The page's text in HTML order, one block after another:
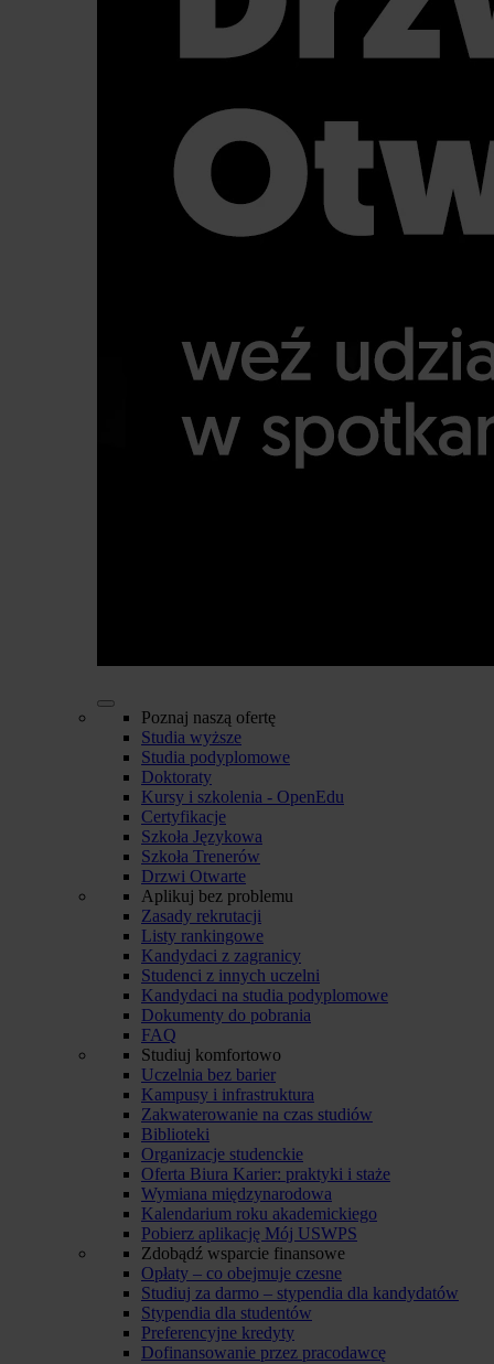
Poznaj naszą ofertę
Studia wyższe
Studia podyplomowe
Doktoraty
Kursy i szkolenia - OpenEdu
Certyfikacje
Szkoła Językowa
Szkoła Trenerów
Drzwi Otwarte
Aplikuj bez problemu
Zasady rekrutacji
Listy rankingowe
Kandydaci z zagranicy
Studenci z innych uczelni
Kandydaci na studia podyplomowe
Dokumenty do pobrania
FAQ
Studiuj komfortowo
Uczelnia bez barier
Kampusy i infrastruktura
Zakwaterowanie na czas studiów
Biblioteki
Organizacje studenckie
Oferta Biura Karier: praktyki i staże
Wymiana międzynarodowa
Kalendarium roku akademickiego
Pobierz aplikację Mój USWPS
Zdobądź wsparcie finansowe
Opłaty – co obejmuje czesne
Studiuj za darmo – stypendia dla kandydatów
Stypendia dla studentów
Preferencyjne kredyty
Dofinansowanie przez pracodawcę